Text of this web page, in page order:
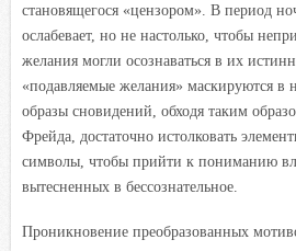
становящегося «цензором». В период
ослабевает, но не настолько, чтобы
желания могли осознаваться в их
«подавляемые желания» маскируются в
образы сновидений, обходя таким
Фрейда, достаточно истолковать
символы, чтобы прийти к пониманию
вытесненных в бессознательное.
Проникновение преобразованных